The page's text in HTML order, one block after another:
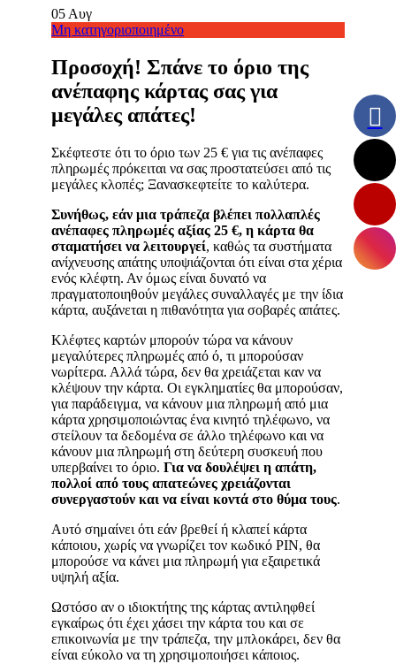
05Αυγ
Μη κατηγοριοποιημένο
Προσοχή! Σπάνε το όριο της
ανέπαφης κάρτας σας για
μεγάλες απάτες!
Σκέφτεστε ότι το όριο των 25 € για τις ανέπαφες
πληρωμές πρόκειται να σας προστατεύσει από τις
μεγάλες κλοπές; Ξανασκεφτείτε το καλύτερα.
Συνήθως, εάν μια τράπεζα βλέπει πολλαπλές
ανέπαφες πληρωμές αξίας 25 €, η κάρτα θα
σταματήσει να λειτουργεί, καθώς τα συστήματα
ανίχνευσης απάτης υποψιάζονται ότι είναι στα χέρια
ενός κλέφτη. Αν όμως είναι δυνατό να
πραγματοποιηθούν μεγάλες συναλλαγές με την ίδια
κάρτα, αυξάνεται η πιθανότητα για σοβαρές απάτες.
Κλέφτες καρτών μπορούν τώρα να κάνουν
μεγαλύτερες πληρωμές από ό, τι μπορούσαν
νωρίτερα. Αλλά τώρα, δεν θα χρειάζεται καν να
κλέψουν την κάρτα. Οι εγκληματίες θα μπορούσαν,
για παράδειγμα, να κάνουν μια πληρωμή από μια
κάρτα χρησιμοποιώντας ένα κινητό τηλέφωνο, να
στείλουν τα δεδομένα σε άλλο τηλέφωνο και να
κάνουν μια πληρωμή στη δεύτερη συσκευή που
υπερβαίνει το όριο. Για να δουλέψει η απάτη,
πολλοί από τους απατεώνες χρειάζονται
συνεργαστούν και να είναι κοντά στο θύμα τους.
Αυτό σημαίνει ότι εάν βρεθεί ή κλαπεί κάρτα
κάποιου, χωρίς να γνωρίζει τον κωδικό PIN, θα
μπορούσε να κάνει μια πληρωμή για εξαιρετικά
υψηλή αξία.
Ωστόσο αν ο ιδιοκτήτης της κάρτας αντιληφθεί
εγκαίρως ότι έχει χάσει την κάρτα του και σε
επικοινωνία με την τράπεζα, την μπλοκάρει, δεν θα
είναι εύκολο να τη χρησιμοποιήσει κάποιος.